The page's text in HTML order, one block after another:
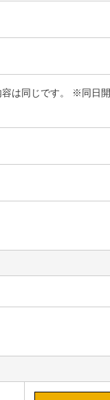
は同じです。 ※同日